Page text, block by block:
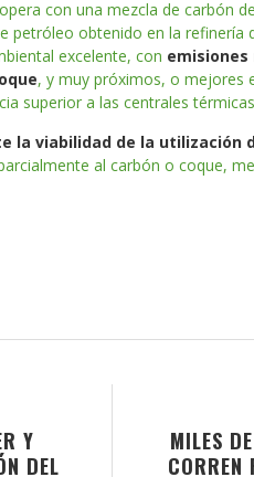
con una mezcla de carbón
petróleo obtenido en la refinería
excelente, con
, y muy próximos, o mejores
superior a las centrales
la viabilidad de la utilización
al carbón o coque,
MILES
CORREN
Y
DEL